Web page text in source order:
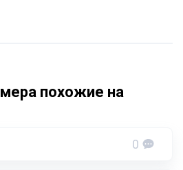
похожие на
0